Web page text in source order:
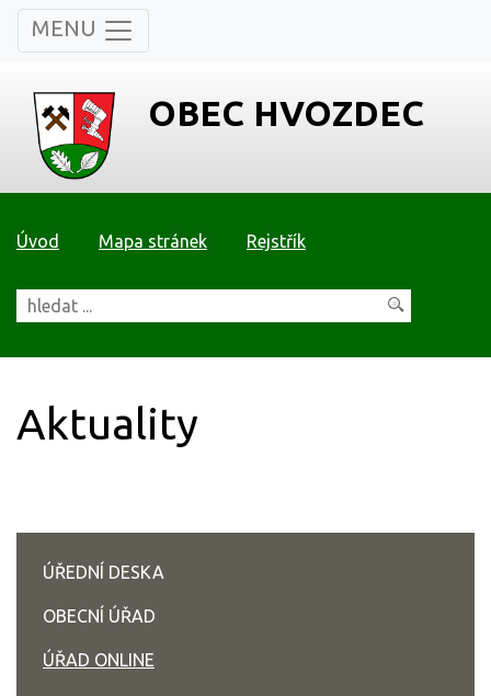
MENU
OBEC HVOZDEC
Úvod Mapa stránek Rejstřík
Aktuality
ÚŘEDNÍ DESKA
OBECNÍ ÚŘAD
ÚŘAD ONLINE